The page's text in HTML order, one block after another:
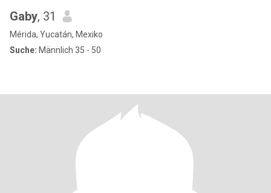
Gaby, 31
Mérida, Yucatán, Mexiko
Suche: Männlich 35 - 50